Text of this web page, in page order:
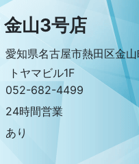
金山3号店
愛知県名古屋市熱田区金
トヤマビル1F
052-682-4499
24時間営業
あり